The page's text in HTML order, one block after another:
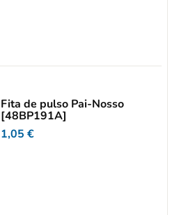
Fita de pulso Pai-Nosso
[48BP191A]
1,05€